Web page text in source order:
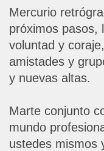
Mercurio
próximos pasos,
voluntad y
amistades y
y nuevas altas.
Marte conjunto
mundo
ustedes mismos